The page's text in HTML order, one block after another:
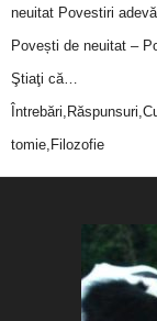
neuitat Povestiri
Povești de neuitat –
Ştiaţi că…
tomie,Filozofie